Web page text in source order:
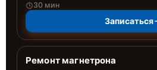
30 мин
Записаться
Ремонт магнетрона